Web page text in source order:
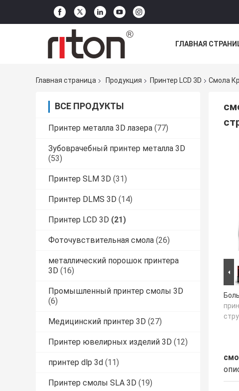
ГЛАВНАЯ
Главная страница
Продукция Принтер LCD 3D Смола
ВСЕ ПРОДУКТЫ
Принтер металла 3D лазера (77)
Зубоврачебный принтер металла 3D
(53)
Принтер SLM 3D (31)
Принтер DLMS 3D (14)
Принтер LCD 3D (21)
Фоточувствительная смола (26)
металлический порошок принтера
3D (16)
Промышленный принтер смолы 3D
(6)
Медицинский принтер 3D (27)
Принтер ювелирных изделий 3D (12)
принтер dlp 3d (11)
Принтер смолы SLA 3D (19)